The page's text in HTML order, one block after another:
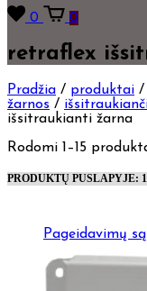
0 0
retraflex
Pradžia / produktai /
žarnos /
išsitraukianti žarna
Rodomi 1–15
Pageidavimų